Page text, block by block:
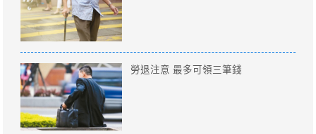
勞退注意 最多可領三筆錢